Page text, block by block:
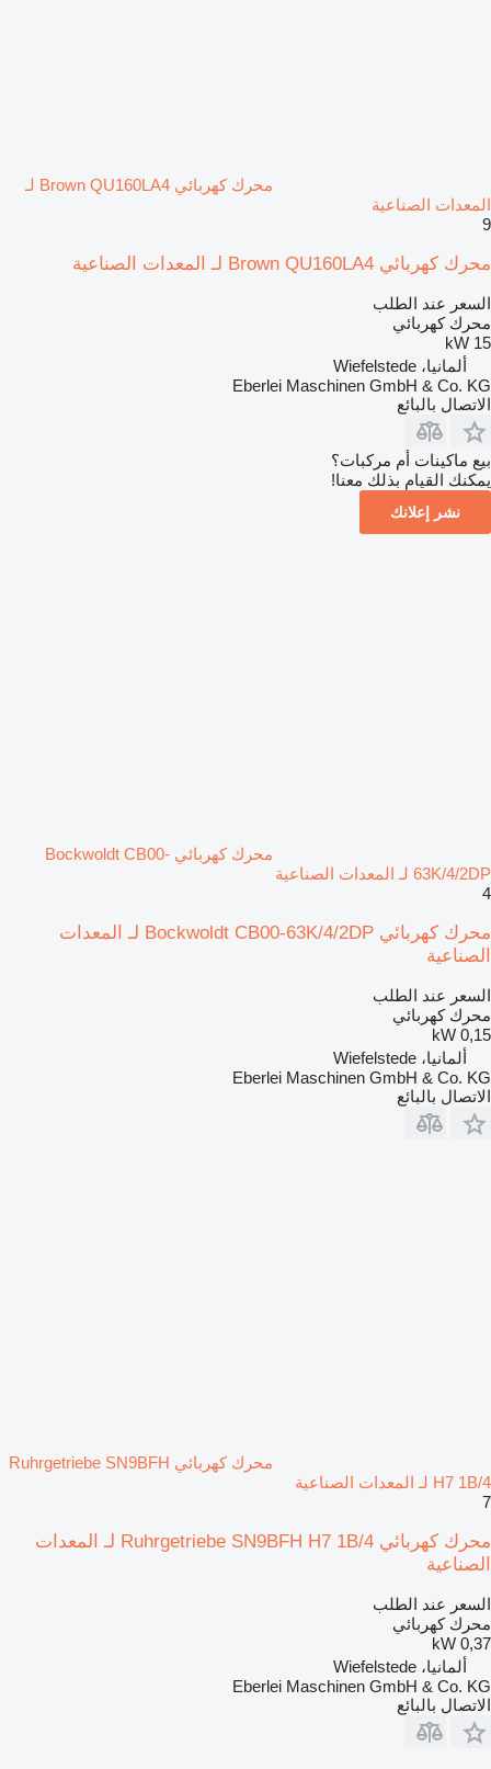
محرك كهربائي Brown QU160LA4 لـ
المعدات الصناعية
9
محرك كهربائي Brown QU160LA4 لـ المعدات الصناعية
السعر عند الطلب
محرك كهربائي
15 kW
ألمانيا، Wiefelstede
Eberlei Maschinen GmbH & Co. KG
الاتصال بالبائع
بيع ماكينات أم مركبات؟
يمكنك القيام بذلك معنا!
نشر إعلانك
محرك كهربائي Bockwoldt CB00-
63K/4/2DP لـ المعدات الصناعية
4
محرك كهربائي Bockwoldt CB00-63K/4/2DP لـ المعدات
الصناعية
السعر عند الطلب
محرك كهربائي
0,15 kW
ألمانيا، Wiefelstede
Eberlei Maschinen GmbH & Co. KG
الاتصال بالبائع
محرك كهربائي Ruhrgetriebe SN9BFH
H7 1B/4 لـ المعدات الصناعية
7
محرك كهربائي Ruhrgetriebe SN9BFH H7 1B/4 لـ المعدات
الصناعية
السعر عند الطلب
محرك كهربائي
0,37 kW
ألمانيا، Wiefelstede
Eberlei Maschinen GmbH & Co. KG
الاتصال بالبائع